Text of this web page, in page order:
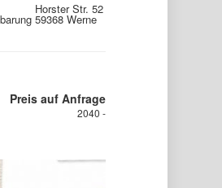
Horster Str. 52
59368 Werne
Preis auf Anfrage
2040 -